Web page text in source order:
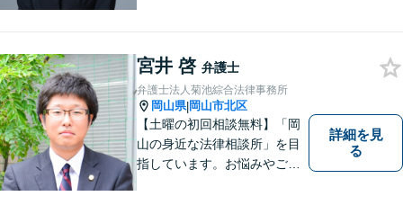
い！
宮井 啓 弁護士
弁護士法人菊池綜合法律事務所
岡山県|岡山市北区
【土曜の初回相談無料】「岡
山の身近な法律相談所」を目
指しています。お悩みやご不
詳細を見
る